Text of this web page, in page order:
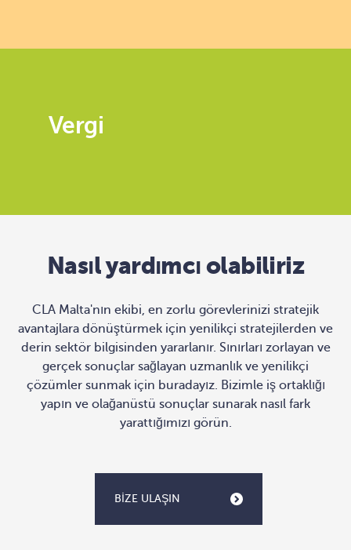
Vergi
Nasıl yardımcı olabiliriz
CLA Malta'nın ekibi, en zorlu görevlerinizi stratejik
avantajlara dönüştürmek için yenilikçi stratejilerden ve
derin sektör bilgisinden yararlanır. Sınırları zorlayan ve
gerçek sonuçlar sağlayan uzmanlık ve yenilikçi
çözümler sunmak için buradayız. Bizimle iş ortaklığı
yapın ve olağanüstü sonuçlar sunarak nasıl fark
yarattığımızı görün.
BIZE ULAŞIN